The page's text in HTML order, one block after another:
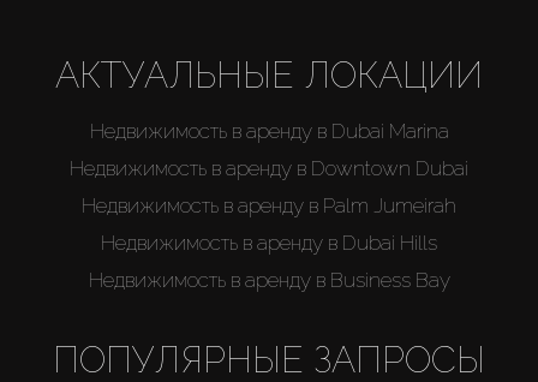
АКТУАЛЬНЫЕ ЛОКАЦИИ
Недвижимость в аренду в Dubai Marina
Недвижимость в аренду в Downtown Dubai
Недвижимость в аренду в Palm Jumeirah
Недвижимость в аренду в Dubai Hills
Недвижимость в аренду в Business Bay
ПОПУЛЯРНЫЕ ЗАПРОСЫ